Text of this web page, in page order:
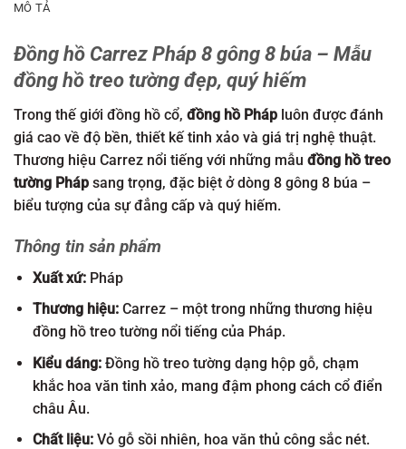
MÔ TẢ
Đồng hồ Carrez Pháp 8 gông 8 búa – Mẫu
đồng hồ treo tường đẹp, quý hiếm
Trong thế giới đồng hồ cổ, đồng hồ Pháp luôn được đánh
giá cao về độ bền, thiết kế tinh xảo và giá trị nghệ thuật.
Thương hiệu Carrez nổi tiếng với những mẫu đồng hồ treo
tường Pháp sang trọng, đặc biệt ở dòng 8 gông 8 búa –
biểu tượng của sự đẳng cấp và quý hiếm.
Thông tin sản phẩm
Xuất xứ:Pháp
Thương hiệu:Carrez – một trong những thương hiệu
đồng hồ treo tường nổi tiếng của Pháp.
Kiểu dáng:Đồng hồ treo tường dạng hộp gỗ, chạm
khắc hoa văn tinh xảo, mang đậm phong cách cổ điển
châu Âu.
Chất liệu:Vỏ gỗ sồi nhiên, hoa văn thủ công sắc nét.